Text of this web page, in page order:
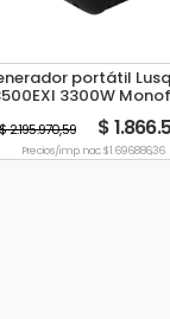
portátil
3300W
Inverter 220V
$ 2.195.970,59 $
Precio s/imp. nac. $ 1.696.886,36